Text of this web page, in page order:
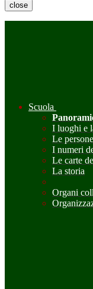
close
Scuola
I luoghi e
Le persone
I numeri
Le carte
La storia
Organi